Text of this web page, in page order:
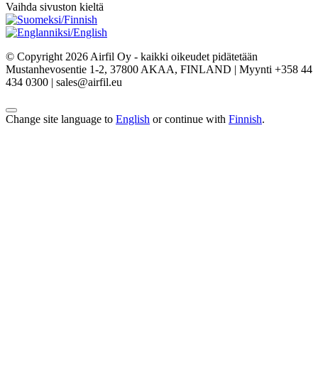
Vaihda sivuston kieltä
© Copyright 2026 Airfil Oy - kaikki oikeudet pidätetään
Mustanhevosentie 1-2, 37800 AKAA, FINLAND | Myynti +358 44
434 0300 | sales@airfil.eu
Change site language to English or continue with Finnish.